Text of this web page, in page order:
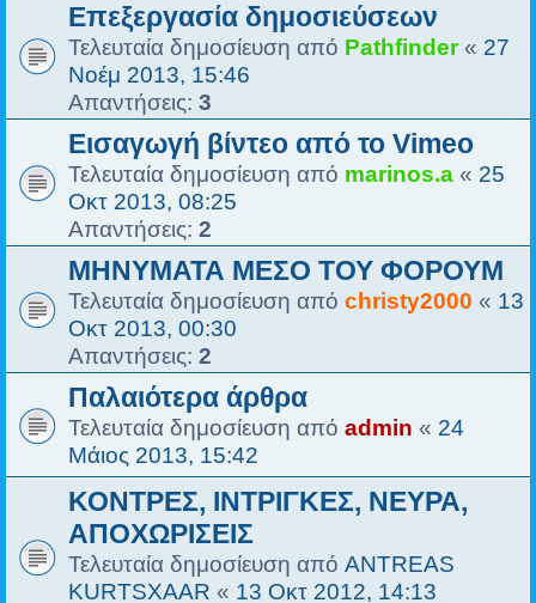
Επεξεργασία δημοσιεύσεων
Τελευταία δημοσίευση από Pathfinder« 27
Νοέμ 2013, 15:46
Απαντήσεις: 3
Εισαγωγή βίντεο από το Vimeo
Τελευταία δημοσίευση από marinos.a « 25
Οκτ 2013, 08:25
Απαντήσεις: 2
ΜΗΝΥΜΑΤΑ ΜΕΣΟ ΤΟΥ ΦΟΡΟΥΜ
Τελευταία δημοσίευση από christy2000 « 13
Οκτ 2013, 00:30
Απαντήσεις: 2
Παλαιότερα άρθρα
Τελευταία δημοσίευση από admin « 24
Μάιος 2013, 15:42
ΚΟΝΤΡΕΣ, ΙΝΤΡΙΓΚΕΣ, ΝΕΥΡΑ,
ΑΠΟΧΩΡΙΣΕΙΣ
Τελευταία δημοσίευση από ANTREAS
KURTSXAAR « 13 Οκτ 2012, 14:13